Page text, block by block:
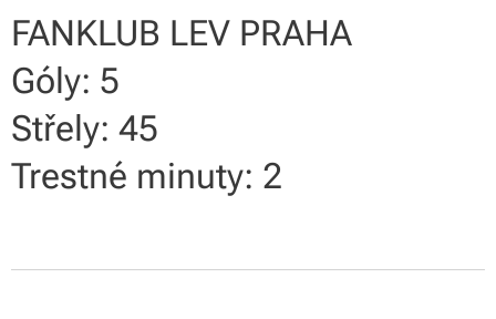
FANKLUB LEV PRAHA
Góly: 5
Střely: 45
Trestné minuty: 2